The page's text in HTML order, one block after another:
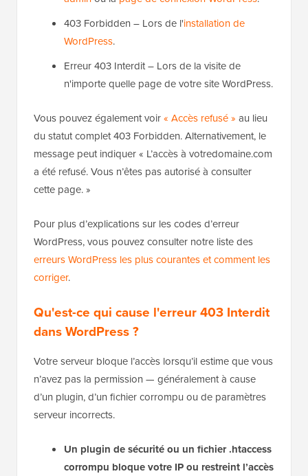
403 Forbidden – Lors de l'installation de
WordPress.
Erreur 403 Interdit – Lors de la visite de
n'importe quelle page de votre site WordPress.
Vous pouvez également voir« Accès refusé » au lieu
du statut complet 403 Forbidden. Alternativement, le
message peut indiquer « L’accès à votredomaine.com
a été refusé. Vous n’êtes pas autorisé à consulter
cette page. »
Pour plus d’explications sur les codes d’erreur
WordPress, vous pouvez consulter notre liste des
erreurs WordPress les plus courantes et comment les
corriger.
Qu'est-ce qui cause l'erreur 403 Interdit
dans WordPress ?
Votre serveur bloque l’accès lorsqu’il estime que vous
n’avez pas la permission — généralement à cause
d’un plugin, d’un fichier corrompu ou de paramètres
serveur incorrects.
Un plugin de sécurité ou un fichier .htaccess
corrompu bloque votre IP ou restreint l’accès